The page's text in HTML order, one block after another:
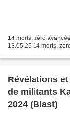
14 morts, zéro
13.05.25 14 morts,
Révélations
de militants
2024 (Blast)